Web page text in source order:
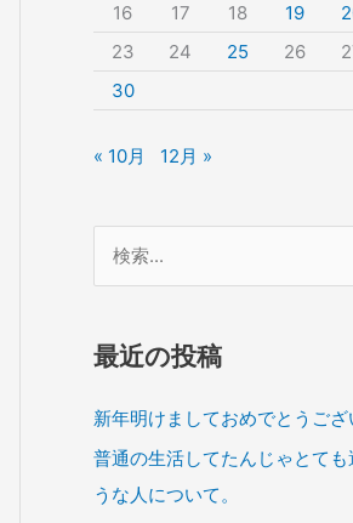
16
17 18 19
23
24 25 26
30
« 10月 12月 »
象
最近の投稿
新年明けましておめでとうござ
普通の生活してたんじゃとても
うな人について。